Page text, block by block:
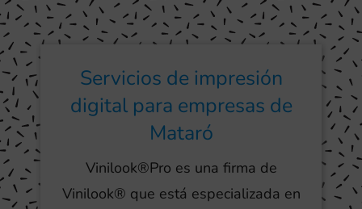
Servicios de impresión
digital para empresas de
Mataró
Vinilook®Pro es una firma de
Vinilook® que está especializada en